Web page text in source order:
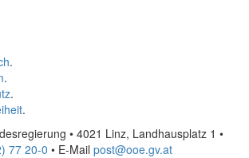
.
.
.
.
• 4021 Linz, Landhausplatz 1 •
77 20-0 • E-Mail post@ooe.gv.at